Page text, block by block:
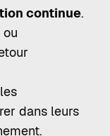
continue.
dans leurs